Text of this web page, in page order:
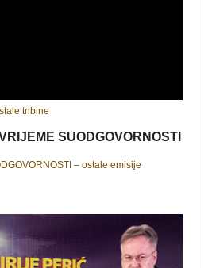
tribine
SUODGOVORNOSTI
– ostale emisije